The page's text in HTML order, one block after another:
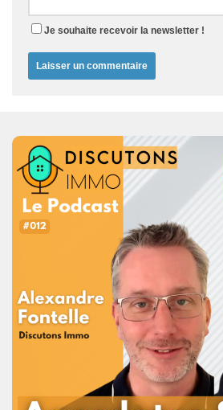
Je souhaite recevoir la newsletter !